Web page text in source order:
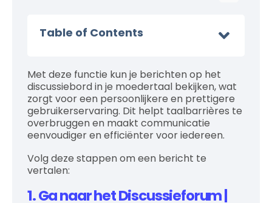
Table of Contents
Met deze functie kun je berichten op het
discussiebord in je moedertaal bekijken, wat
zorgt voor een persoonlijkere en prettigere
gebruikerservaring. Dit helpt taalbarrières te
overbruggen en maakt communicatie
eenvoudiger en efficiënter voor iedereen.
Volg deze stappen om een bericht te
vertalen:
1. Ga naar het Discussieforum |